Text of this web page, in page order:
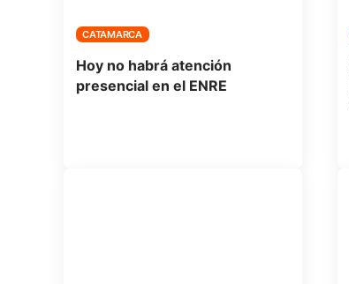
CATAMARCA
Hoy no habrá atención
presencial en el ENRE